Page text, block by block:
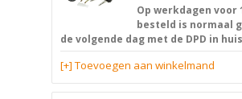
Op werkdagen voor
besteld is normaal
de volgende dag met de DPD in
[+] Toevoegen aan winkelmand